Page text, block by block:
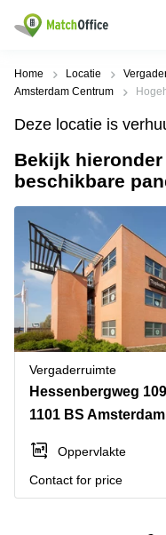
Huren / Verhuren
Productpagina's
Kantoorruimten
Business
Flexplekken
Coworking
Spaces
Vergaderruimten
Virtueel
Kantoor
Bedrijfsruimte
Populaire
Steden
Alkmaar
Amsterdam
Westpoort
op
Zoom
Amersfoort
Breda
Hengelo
Hilversum
Hoofddorp
Populaire
zoekopdrachten
Kantoorruimte
in Breda
huren
Bergen
op
Zoom
Kantoor
huren
Tiel
Kantoor
huren
Reeuwijk
Business
Arnhem
Help
Over ons
Voeg je
Huurprijs
Home Locatie
Amsterdam Centrum
Deze locatie is
Bekijk
beschikbare
Vergaderruimte
Hessenbergweg 109
1101 BS
Oppervlakte
Contact for price